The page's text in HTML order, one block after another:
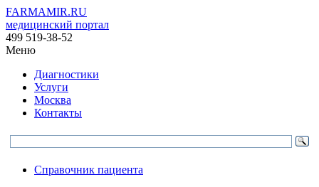
FARMAMIR.RU
медицинский портал
499 519-38-52
Меню
Диагностики
Услуги
Москва
Контакты
Справочник пациента